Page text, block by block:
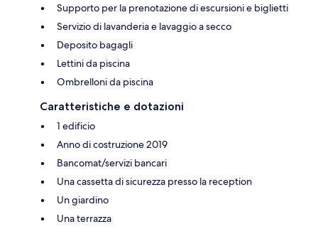
Supporto per la prenotazione di escursioni e biglietti
Servizio di lavanderia e lavaggio a secco
Deposito bagagli
Lettini da piscina
Ombrelloni da piscina
Caratteristiche e dotazioni
1 edificio
Anno di costruzione 2019
Bancomat/servizi bancari
Una cassetta di sicurezza presso la reception
Un giardino
Una terrazza